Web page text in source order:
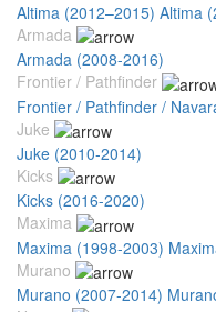
Altima (2012–2015) Altima
Armada
Armada (2008-2016)
Frontier / Pathfinder
Frontier / Pathfinder /
Juke
Juke (2010-2014)
Kicks
Kicks (2016-2020)
Maxima
Maxima (1998-2003)
Murano
Murano (2007-2014)